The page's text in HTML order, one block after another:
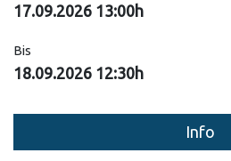
17.09.2026 13:00h
Bis
18.09.2026 12:30h
Info